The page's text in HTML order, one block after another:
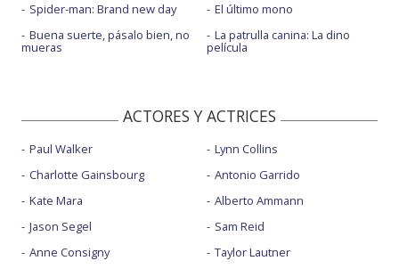
Spider-man: Brand new day
Buena suerte, pásalo bien, no
mueras
El último mono
La patrulla canina: La dino
película
ACTORES Y ACTRICES
Paul Walker
Charlotte Gainsbourg
Kate Mara
Jason Segel
Anne Consigny
Lynn Collins
Antonio Garrido
Alberto Ammann
Sam Reid
Taylor Lautner